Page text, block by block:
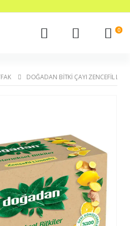
0
DOĞADAN BITKI ÇAYI ZENCEFIL